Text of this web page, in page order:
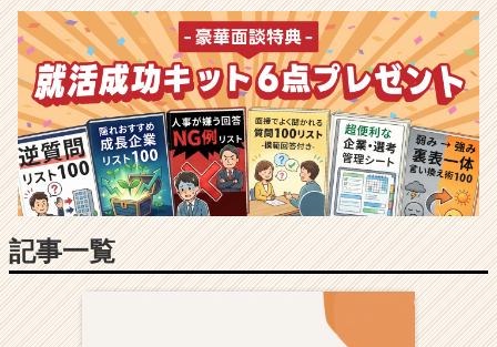
ベ
ン
チ
ャ
ー・
成
長
企
業
か
カ
記事一覧